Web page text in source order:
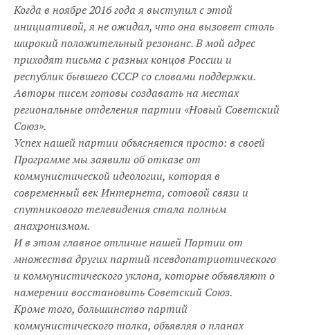
Когда в ноябре 2016 года я выступил с этой
инициативой, я не ожидал, что она вызовет столь
широкий положительный резонанс. В мой адрес
приходят письма с разных концов России и
республик бывшего СССР со словами поддержки.
Авторы писем готовы создавать на местах
региональные отделения партии «Новый Советский
Союз».
Успех нашей партии объясняется просто: в своей
Программе мы заявили об отказе от
коммунистической идеологии, которая в
современный век Интернета, сотовой связи и
спутникового телевидения стала полным
анахронизмом.
И в этом главное отличие нашей Партии от
множества других партий псевдопатриотического
и коммунистического уклона, которые объявляют о
намерении восстановить Советский Союз.
Кроме того, большинство партий
коммунистического толка, объявляя о планах